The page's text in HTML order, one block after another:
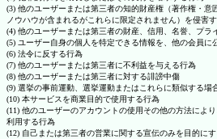
(3) 他のユーザーまたは第三者の知的財産権（著作権・意
ノウハウが含まれるがこれらに限定されません）を侵害
(4) 他のユーザーまたは第三者の財産、信用、名誉、プラ
(5) ユーザー自身の個人を特定できる情報を、他の会員に
(6) 法令に反する行為
(7) 他のユーザーまたは第三者に不利益を与える行為
(8) 他のユーザーまたは第三者に対する誹謗中傷
(9) 選挙の事前運動、選挙運動またはこれらに類似する場
(10) 本サービスを商業目的で使用する行為
(11) 他のユーザーのアカウントの使用その他の方法によ
利用する行為
(12) 自己または第三者の営業に関する宣伝のみを目的に